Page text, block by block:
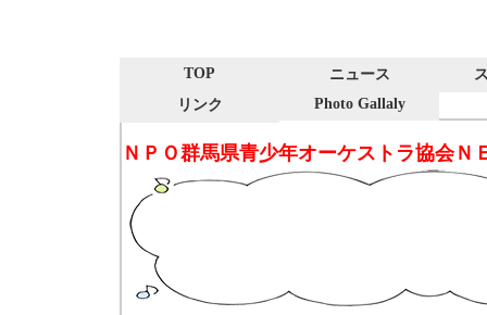
TOP ニュース
リンク
Photo Gallaly
ＮＰＯ群馬県青少年オーケストラ協会Ｎ